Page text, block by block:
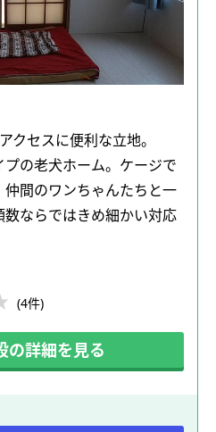
クセスに便利な立地。
の老犬ホーム。ケージで
間のワンちゃんたちと一
ならではきめ細かい対応
(4件)
の詳細を見る